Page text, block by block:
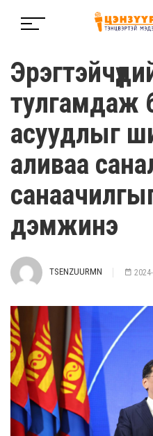
тулгамдаж
асуудлыг
аливаа
дэмжинэ
TSENZUURMN